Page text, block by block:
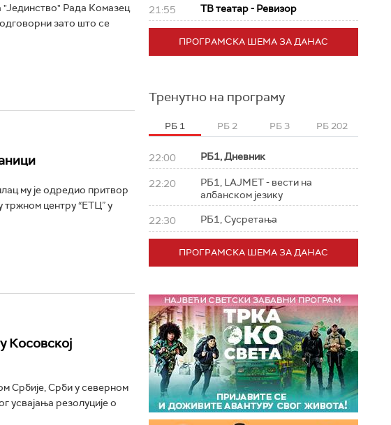
"Јединство" Рада Комазец
зато што се
му је одредио притвор
центру “ЕТЦ” у
Косовској
Србије, Срби у северном
усвајања резолуције о
21:55 ТВ театар - Ревизор
ПРОГРАМСКА ШЕМА ЗА ДАНАС
Тренутно на програму
РБ 1 РБ 2 РБ 3 РБ 202
22:00 РБ1, Дневник
22:20
РБ1, LAJMET - вести на
албанском језику
22:30 РБ1, Сусретања
ПРОГРАМСКА ШЕМА ЗА ДАНАС